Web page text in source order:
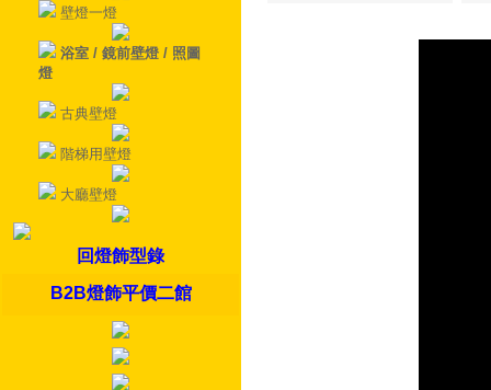
壁燈一燈
浴室 / 鏡前壁燈 / 照圖
燈
古典壁燈
階梯用壁燈
大廳壁燈
回燈飾型錄
B2B燈飾平價二館